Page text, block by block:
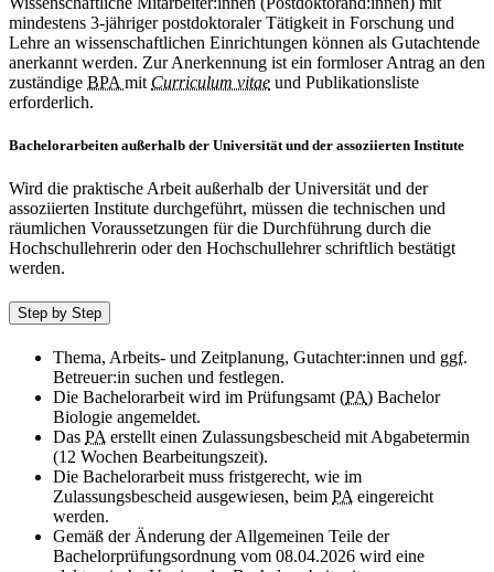
mindestens 3-jähriger postdoktoraler Tätigkeit in Forschung und
Lehre an wissenschaftlichen Einrichtungen können als Gutachtende
anerkannt werden. Zur Anerkennung ist ein formloser Antrag an den
zuständige BPA mit Curriculum vitae und Publikationsliste
erforderlich.
Bachelorarbeiten außerhalb der Universität und der assoziierten Institute
Wird die praktische Arbeit außerhalb der Universität und der
assoziierten Institute durchgeführt, müssen die technischen und
räumlichen Voraussetzungen für die Durchführung durch die
Hochschullehrerin oder den Hochschullehrer schriftlich bestätigt
werden.
Step by Step
Thema, Arbeits- und Zeitplanung, Gutachter:innen und ggf.
Betreuer:in suchen und festlegen.
Die Bachelorarbeit wird im Prüfungsamt (PA) Bachelor
Biologie angemeldet.
Das PAerstellt einen Zulassungsbescheid mit Abgabetermin
(12 Wochen Bearbeitungszeit).
Die Bachelorarbeit muss fristgerecht, wie im
Zulassungsbescheid ausgewiesen, beim PAeingereicht
werden.
Gemäß der Änderung der Allgemeinen Teile der
Bachelorprüfungsordnung vom 08.04.2026 wird eine